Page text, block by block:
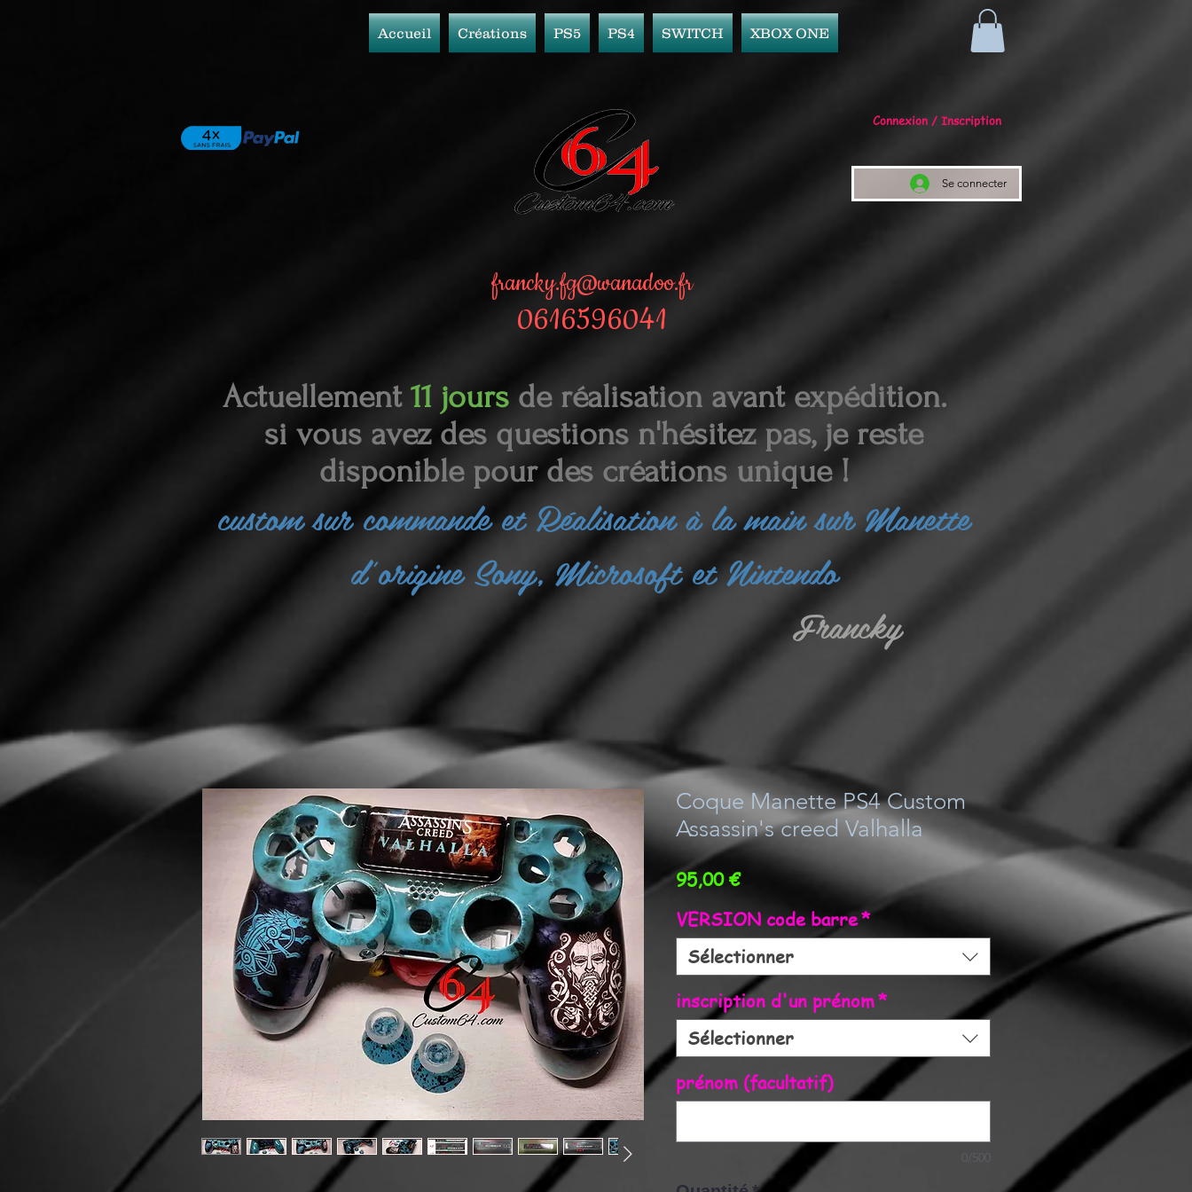
Accueil Créations PS5 PS4 SWITCH XBOX ONE
Connexion / Inscription
Se connecter
francky.fg@wanadoo.fr
0616596041
Actuellement 11 joursde réalisation avant expédition.
si vous avez des questions n'hésitez pas, je reste
disponible pour des créations unique !
custom sur commande etRéalisation à la main sur Manette
d'origine Sony, Microsoft et Nintendo
Francky
Coque Manette PS4 Custom
Assassin's creed Valhalla
95,00 €Prix
VERSION code barre*
Sélectionner
inscription d'un prénom*
Sélectionner
prénom (facultatif)
0/500